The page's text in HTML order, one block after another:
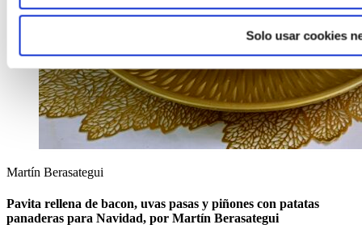
Solo usar cookies
Martín Berasategui
Pavita rellena de bacon, uvas pasas y piñones con patatas
panaderas para Navidad, por Martín Berasategui